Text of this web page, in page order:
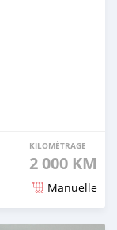
KILOMÉTRAGE
2 000 KM
Manuelle